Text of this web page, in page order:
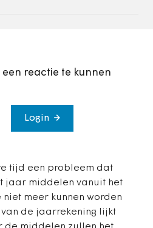
reactie te kunnen
Login
tijd een probleem dat
jaar middelen vanuit het
meer kunnen worden
de jaarrekening lijkt